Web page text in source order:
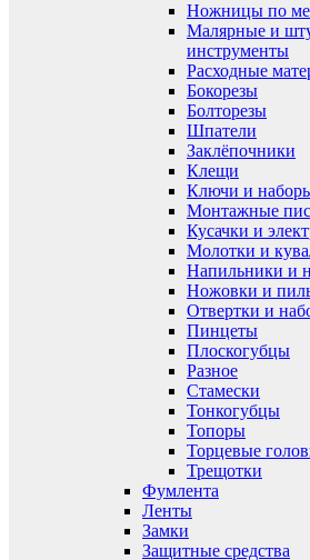
Ножницы по
Малярные и
инструменты
Расходные
Бокорезы
Болторезы
Шпатели
Заклёпочники
Клещи
Ключи и
Монтажные
Кусачки и
Молотки и
Напильники и
Ножовки и
Отвертки и
Пинцеты
Плоскогубцы
Разное
Стамески
Тонкогубцы
Топоры
Торцевые
Трещотки
Фумлента
Ленты
Замки
Защитные средства